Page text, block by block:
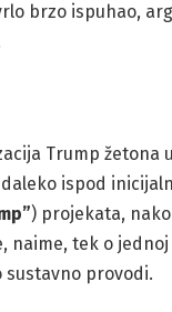
brzo ispuhao,
Trump žetona
ispod
) projekata,
naime, tek o
sustavno provodi.